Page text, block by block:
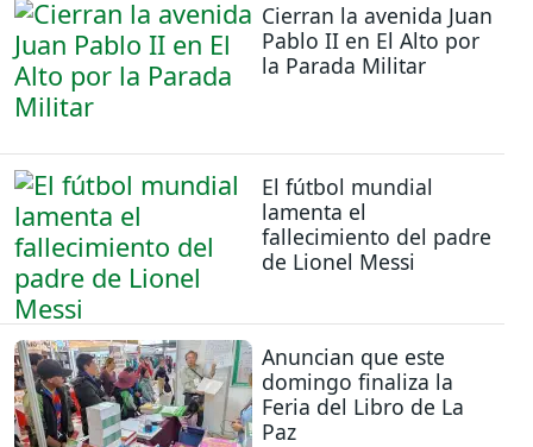
Cierran la avenida Juan
Pablo II en El Alto por
la Parada Militar
El fútbol mundial
lamenta el
fallecimiento del padre
de Lionel Messi
Anuncian que este
domingo finaliza la
Feria del Libro de La
Paz